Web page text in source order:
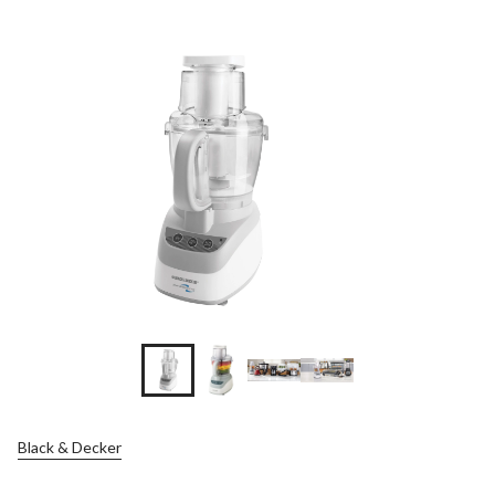
Black & Decker